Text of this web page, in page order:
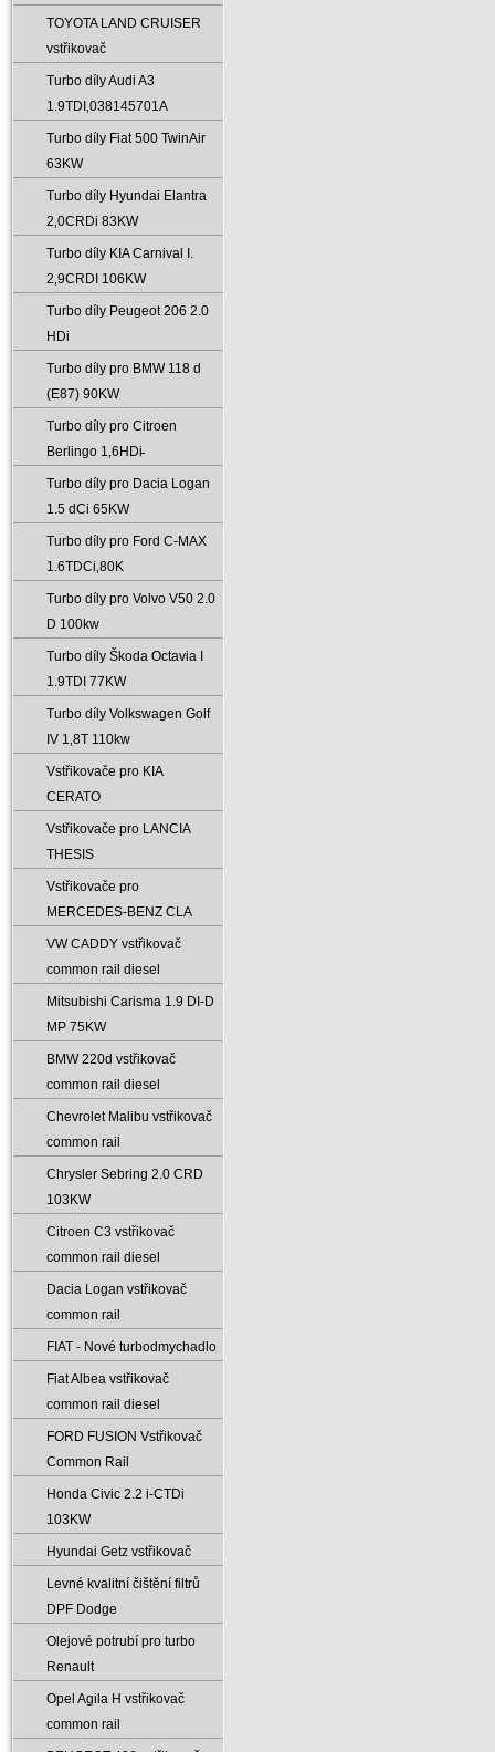
TOYOTA LAND CRUISER
vstřikovač
Turbo díly Audi A3
1.9TDI‚038145701A
Turbo díly Fiat 500 TwinAir
63KW
Turbo díly Hyundai Elantra
2‚0CRDi 83KW
Turbo díly KIA Carnival I.
2‚9CRDI 106KW
Turbo díly Peugeot 206 2.0
HDi
Turbo díly pro BMW 118 d
(E87) 90KW
Turbo díly pro Citroen
Berlingo 1‚6HDi̵
Turbo díly pro Dacia Logan
1.5 dCi 65KW
Turbo díly pro Ford C-MAX
1.6TDCi‚80K
Turbo díly pro Volvo V50 2.0
D 100kw
Turbo díly Škoda Octavia I
1.9TDI 77KW
Turbo díly Volkswagen Golf
IV 1‚8T 110kw
Vstřikovače pro KIA
CERATO
Vstřikovače pro LANCIA
THESIS
Vstřikovače pro
MERCEDES-BENZ CLA
VW CADDY vstřikovač
common rail diesel
Mitsubishi Carisma 1.9 DI-D
MP 75KW
BMW 220d vstřikovač
common rail diesel
Chevrolet Malibu vstřikovač
common rail
Chrysler Sebring 2.0 CRD
103KW
Citroen C3 vstřikovač
common rail diesel
Dacia Logan vstřikovač
common rail
FIAT - Nové turbodmychadlo
Fiat Albea vstřikovač
common rail diesel
FORD FUSION Vstřikovač
Common Rail
Honda Civic 2.2 i-CTDi
103KW
Hyundai Getz vstřikovač
Levné kvalitní čištění filtrů
DPF Dodge
Olejové potrubí pro turbo
Renault
Opel Agila H vstřikovač
common rail